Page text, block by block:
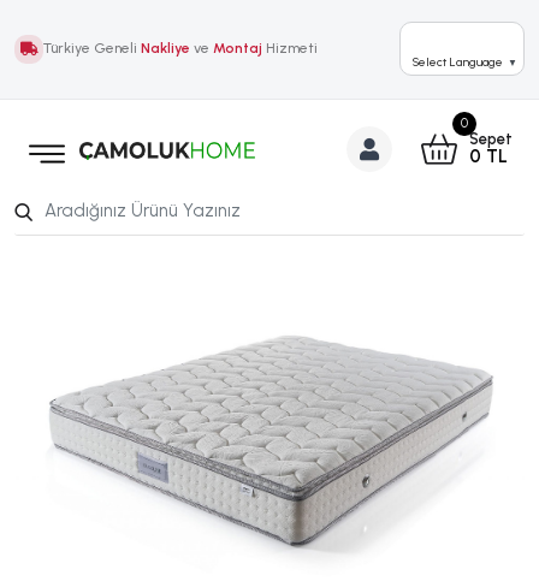
Türkiye Geneli Nakliye ve Montaj Hizmeti
Select Language ▼
0
Sepet
0 TL